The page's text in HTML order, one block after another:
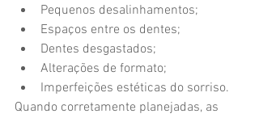
Pequenos desalinhamentos;
Espaços entre os dentes;
Dentes desgastados;
Alterações de formato;
Imperfeições estéticas do sorriso.
Quando corretamente planejadas, as